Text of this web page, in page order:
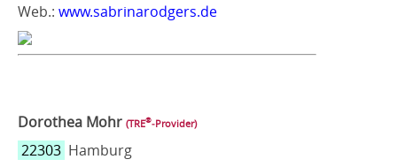
Web.: www.sabrinarodgers.de
Dorothea Mohr (TRE®‑Provider)
22303 Hamburg